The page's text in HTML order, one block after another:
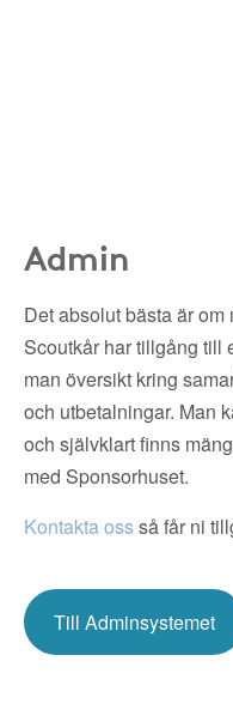
Admin
Det absolut bästa är
Scoutkår har tillgång till
man översikt kring
och utbetalningar. Man
och självklart finns
med Sponsorhuset.
Kontakta ossså får ni
Till Adminsystemet